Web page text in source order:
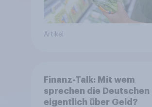
Artikel
Finanz-Talk: Mit wem
sprechen die Deutschen
eigentlich über Geld?